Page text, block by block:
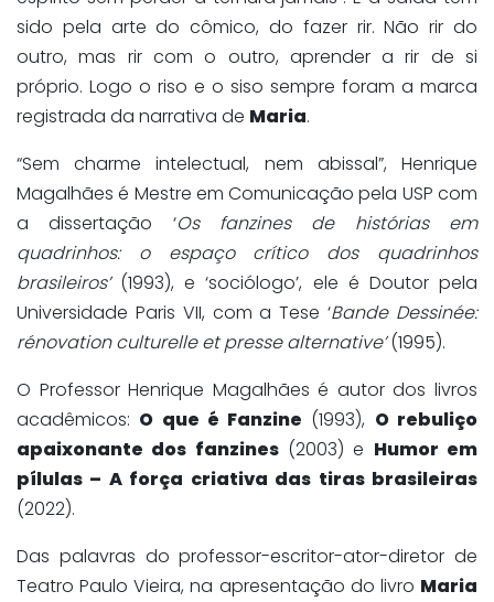
sido pela arte do cômico, do fazer rir. Não rir do
outro, mas rir com o outro, aprender a rir de si
próprio. Logo o riso e o siso sempre foram a marca
registrada da narrativa de Maria.
“Sem charme intelectual, nem abissal”, Henrique
Magalhães é Mestre em Comunicação pela USP com
a dissertação ‘Os fanzines de histórias em
quadrinhos: o espaço crítico dos quadrinhos
brasileiros’(1993), e ‘sociólogo’, ele é Doutor pela
Universidade Paris VII, com a Tese ‘Bande Dessinée:
rénovation culturelle et presse alternative’(1995).
O Professor Henrique Magalhães é autor dos livros
acadêmicos: O que é Fanzine (1993), O rebuliço
apaixonante dos fanzines(2003) e Humor em
pílulas – A força criativa das tiras brasileiras
(2022).
Das palavras do professor-escritor-ator-diretor de
Teatro Paulo Vieira, na apresentação do livro Maria